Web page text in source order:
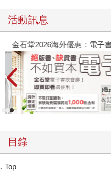
活動訊息
金石堂2026海外優惠：電子書
目錄
Top